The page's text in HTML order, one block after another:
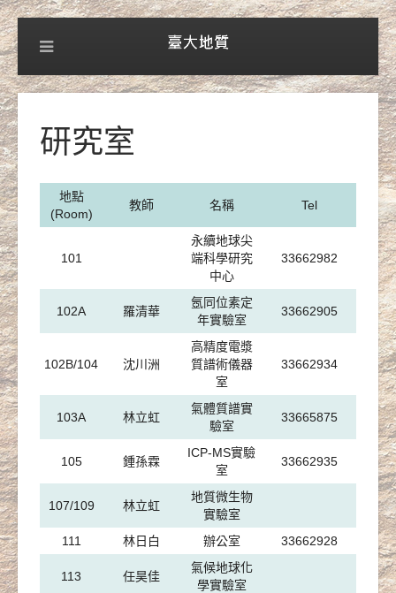
研究室
地點
(Room)
教師 名稱 Tel
101
永續地球尖
端科學研究
中心
33662982
102A 羅清華
氬同位素定
年實驗室
33662905
102B/104 沈川洲
高精度電漿
質譜術儀器
室
33662934
103A 林立虹
氣體質譜實
驗室
33665875
105 鍾孫霖
ICP-MS實驗
室
33662935
107/109 林立虹
地質微生物
實驗室
111
林日白 辦公室 33662928
113 任昊佳
氣候地球化
學實驗室